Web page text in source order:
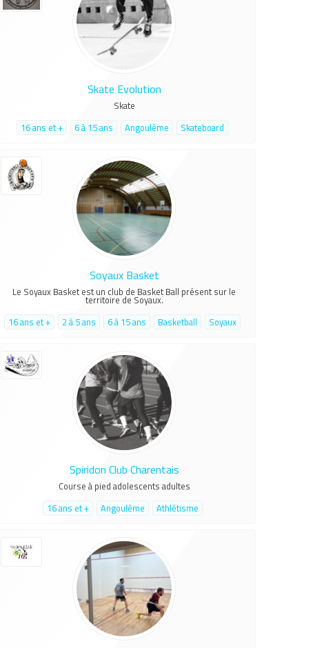
Skate Evolution
Skate
16 ans et +
6 à 15 ans Angoulême Skateboard
Soyaux Basket
Le Soyaux Basket est un club de Basket Ball présent sur le
territoire de Soyaux.
16 ans et +
2 à 5 ans 6 à 15 ans Basketball Soyaux
Spiridon Club Charentais
Course à pied adolescents adultes
16 ans et +
Angoulême Athlétisme